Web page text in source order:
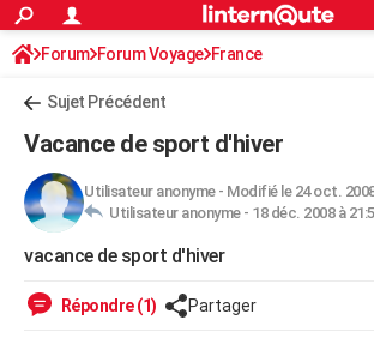
ACTUALITÉS
Politique
Société
Faits Divers
Education
Monde
Villes
+
FINANCE
Retraite
Impôts
Epargne
Immobilier
Risques naturels par ville
Banque
Assurance
Crédit
AUTO
Essais
Réserver un essai
Citadines
Berlines
SUV
Forum auto
+
Mobiles
Meilleur smartphone
Internet
Ordinateurs
Jeux vidéo
Guide high-tech
BRICOLAGE
S'inscrire
Connexion
Forum Forum Voyage France
Sujet Précédent
Vacance de sport d'hiver
Utilisateur anonyme- Modifié le 24 oct.
Utilisateur anonyme - 18 déc. 2008 à
vacance de sport d'hiver
Répondre (1) Partager